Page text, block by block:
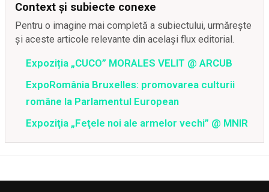
Context și subiecte conexe
Pentru o imagine mai completă a subiectului, urmărește
și aceste articole relevante din același flux editorial.
Expoziția „CUCO” MORALES VELIT @ ARCUB
ExpoRomânia Bruxelles: promovarea culturii
române la Parlamentul European
Expoziţia „Feţele noi ale armelor vechi” @ MNIR